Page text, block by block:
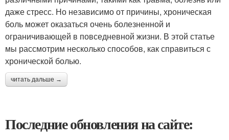
даже стресс. Но независимо от причины, хроническая
боль может оказаться очень болезненной и
ограничивающей в повседневной жизни. В этой статье
мы рассмотрим несколько способов, как справиться с
хронической болью.
читать дальше →
Последние обновления на сайте: